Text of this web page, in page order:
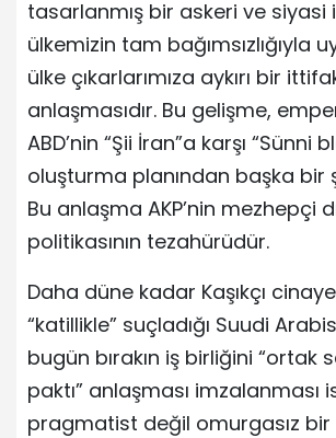
tasarlanmış bir askeri ve
ülkemizin tam bağımsızlığıyla
ülke çıkarlarımıza aykırı bir
anlaşmasıdır. Bu gelişme,
ABD’nin “Şii İran”a karşı “Sünni
oluşturma planından başka bir
Bu anlaşma AKP’nin mezhepçi
politikasının tezahürüdür.
Daha düne kadar Kaşıkçı
“katillikle” suçladığı Suudi
bugün bırakın iş birliğini “ortak
paktı” anlaşması imzalanması
pragmatist değil omurgasız